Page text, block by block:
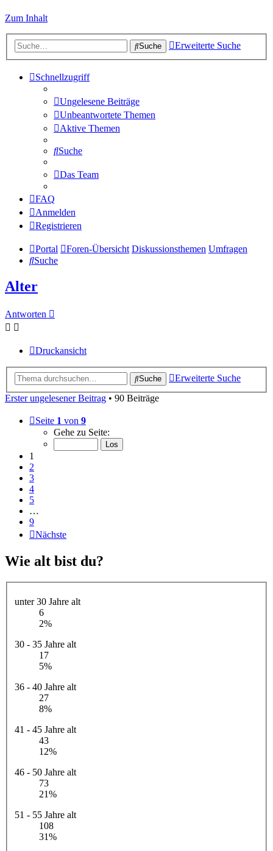
Zum Inhalt
Suche Erweiterte Suche
Schnellzugriff
Ungelesene Beiträge
Unbeantwortete Themen
Aktive Themen
Suche
Das Team
FAQ
Anmelden
Registrieren
Portal Foren-Übersicht Diskussionsthemen Umfragen
Suche
Alter
Antworten
Druckansicht
Suche
Erweiterte Suche
Erster ungelesener Beitrag • 90 Beiträge
Seite 1 von 9
Gehe zu Seite:
1
2
3
4
5
…
9
Nächste
Wie alt bist du?
unter 30 Jahre alt
6
2%
30 - 35 Jahre alt
17
5%
36 - 40 Jahre alt
27
8%
41 - 45 Jahre alt
43
12%
46 - 50 Jahre alt
73
21%
51 - 55 Jahre alt
108
31%